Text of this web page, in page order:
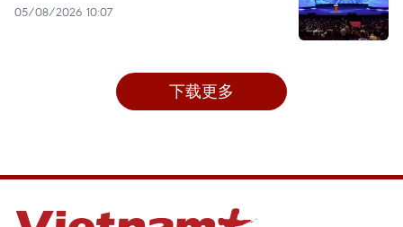
05/08/2026 10:07
下载更多